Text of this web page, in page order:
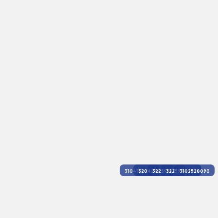
3104936250
3204256337
32259396313225944597
3102528090